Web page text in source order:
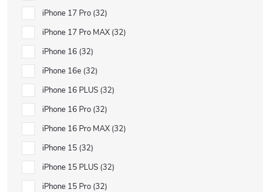
iPhone 17 Pro 32
iPhone 17 Pro MAX 32
iPhone 16 32
iPhone 16e 32
iPhone 16 PLUS 32
iPhone 16 Pro 32
iPhone 16 Pro MAX 32
iPhone 15 32
iPhone 15 PLUS 32
iPhone 15 Pro 32